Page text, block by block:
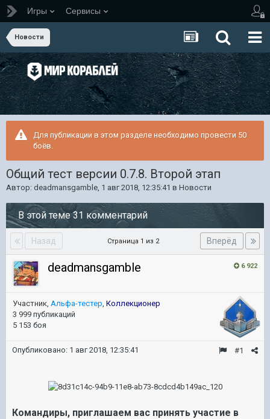
Игры Сервисы
Новости
Для публикации в этом разделе необходимо провести 50
боёв.
Общий тест версии 0.7.8. Второй этап
Автор: deadmansgamble, 1 авг 2018, 12:35:41 в Новости
В этой теме 31 комментарий
Назад Вперёд
Страница 1 из 2
6 922
deadmansgamble
Участник, Альфа-тестер, Коллекционер
3 999 публикаций
5 153 боя
#1
Опубликовано: 1 авг 2018, 12:35:41
Командиры, приглашаем вас принять участие в